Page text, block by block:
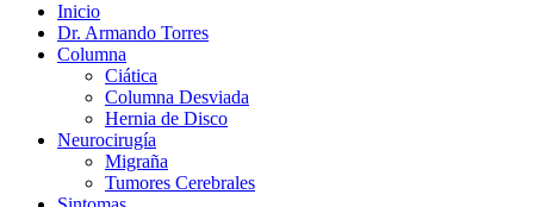
Inicio
Dr. Armando Torres
Columna
Ciática
Columna Desviada
Hernia de Disco
Neurocirugía
Migraña
Tumores Cerebrales